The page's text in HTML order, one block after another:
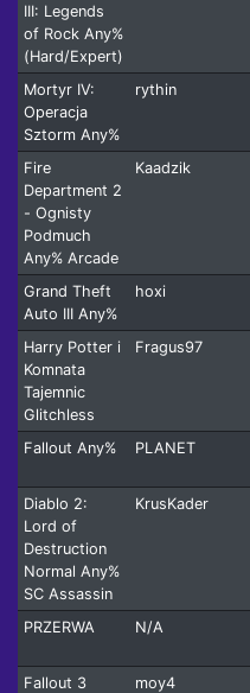
III: Legends
of Rock Any%
(Hard/Expert)
Mortyr IV:
Operacja
Sztorm Any%
rythin
Fire
Department 2
- Ognisty
Podmuch
Any% Arcade
Kaadzik
Grand Theft
Auto III Any%
hoxi
Harry Potter i
Komnata
Tajemnic
Glitchless
Fragus97
Fallout Any% PLANET
Diablo 2:
Lord of
Destruction
Normal Any%
SC Assassin
KrusKader
PRZERWA N/A
Fallout 3
moy4